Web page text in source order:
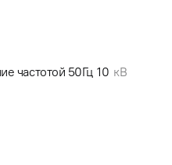
частотой 50Гц 10 кВ